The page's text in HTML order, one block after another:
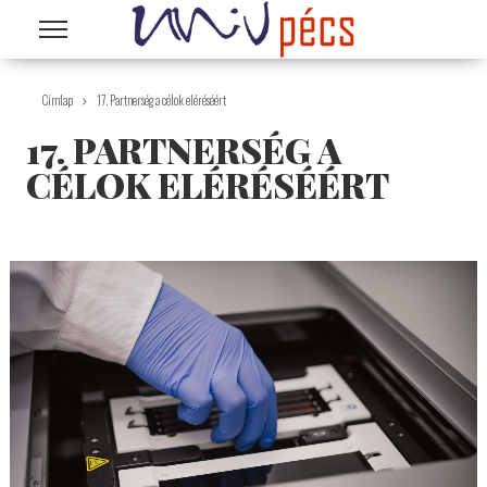
Ugrás a tartalomra
Címlap 17. Partnerség a célok eléréséért
17. PARTNERSÉG A
CÉLOK ELÉRÉSÉÉRT